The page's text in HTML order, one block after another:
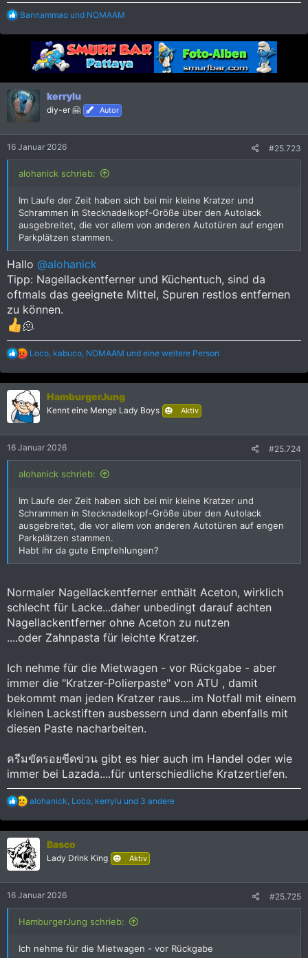
R
a
n
e
n
Bannammao und NOMAAM
kerrylu
diy-er 🤗 Autor
16 Januar 2026 #25.723
alohanick schrieb:
Im Laufe der Zeit haben sich bei mir kleine Kratzer und
Schrammen in Stecknadelkopf-Größe über den Autolack
ausgebreitet, die vor allem von anderen Autotüren auf engen
Parkplätzen stammen.
Hallo @alohanick
Tipp: Nagellackentferner und Küchentuch, sind da
oftmals das geeignete Mittel, Spuren restlos entfernen
zu können.
🫠
R
a
k
t
i
o
n
:
Loco, kabuco, NOMAAM und eine weitere Person
HamburgerJung
Kennt eine Menge Lady Boys Aktiv
16 Januar 2026 #25.724
alohanick schrieb:
Im Laufe der Zeit haben sich bei mir kleine Kratzer und
Schrammen in Stecknadelkopf-Größe über den Autolack
ausgebreitet, die vor allem von anderen Autotüren auf engen
Parkplätzen stammen.
Habt ihr da gute Empfehlungen?
Normaler Nagellackentferner enthält Aceton, wirklich
schlecht für Lacke...daher unbedingt darauf achten
Nagellackentferner ohne Aceton zu nutzen
....oder Zahnpasta für leichte Kratzer.
Ich nehme für die Mietwagen - vor Rückgabe - aber
immer die "Kratzer-Polierpaste" von ATU , damit
bekommt man jeden Kratzer raus....im Notfall mit einem
kleinen Lackstiften ausbessern und dann ebenfalls mit
diesen Paste nacharbeiten.
ครีมขัดรอยขีดข่วน gibt es hier auch im Handel oder wie
immer bei Lazada....für unterschiedliche Kratzertiefen.
R
a
k
t
i
o
n
:
alohanick, Loco, kerrylu und 3 andere
Basco
Lady Drink King Aktiv
16 Januar 2026 #25.725
HamburgerJung schrieb:
Ich nehme für die Mietwagen - vor Rückgabe